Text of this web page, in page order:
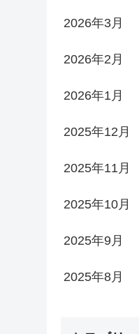
2026年3月
2026年2月
2026年1月
2025年12月
2025年11月
2025年10月
2025年9月
2025年8月